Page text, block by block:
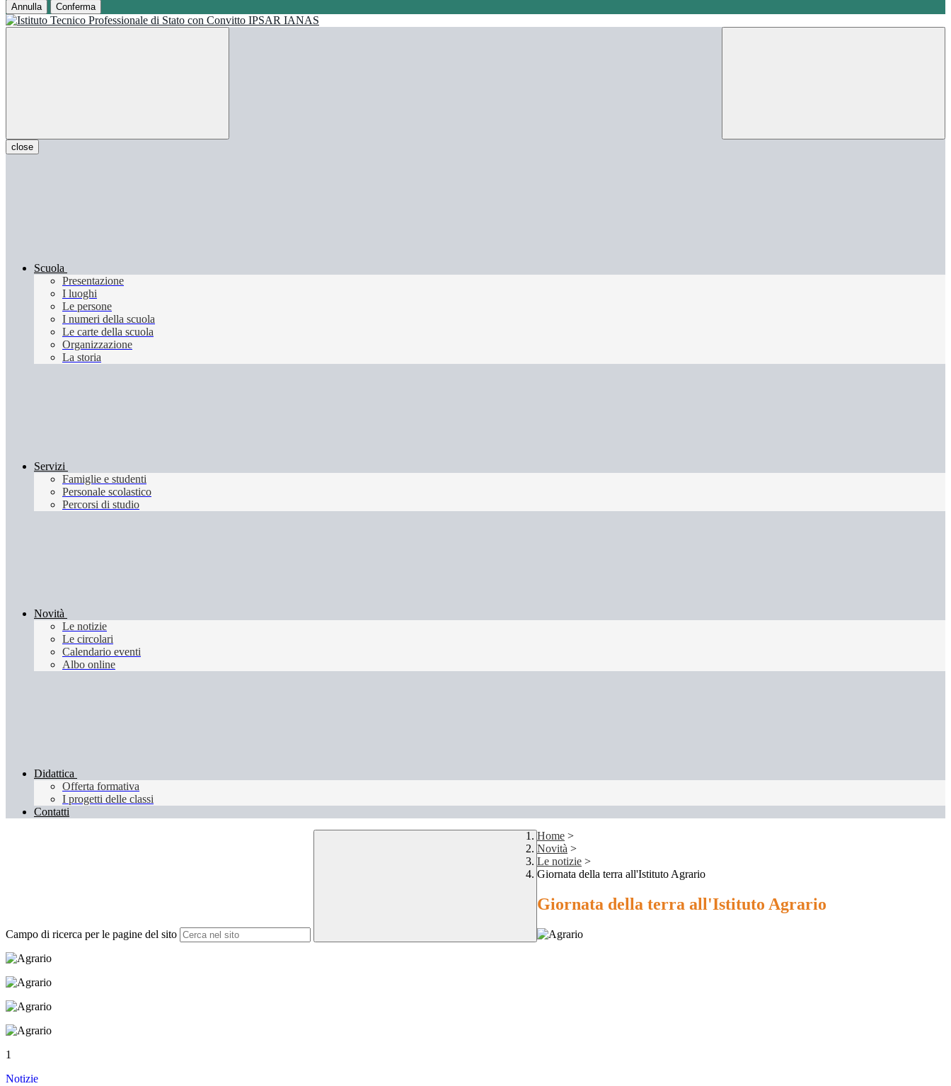
Annulla Conferma
close
Scuola
Presentazione
I luoghi
Le persone
I numeri della scuola
Le carte della scuola
Organizzazione
La storia
Servizi
Famiglie e studenti
Personale scolastico
Percorsi di studio
Novità
Le notizie
Le circolari
Calendario eventi
Albo online
Didattica
Offerta formativa
I progetti delle classi
Contatti
Campo di ricerca per le pagine del sito
Home >
Novità >
Le notizie >
Giornata della terra all'Istituto Agrario
Giornata della terra all'Istituto Agrario
1
Notizie